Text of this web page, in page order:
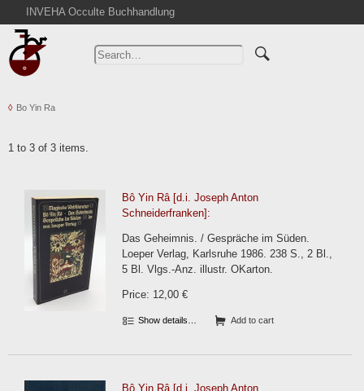
INVEHA Occulte Buchhandlung
Home
Advanced Search
Cart
Contact
Terms
Withdrawal
Privacy Policy
Imprint
Bo Yin Ra
1 to 3 of 3 items.
Bô Yin Râ [d.i. Joseph Anton
Schneiderfranken]:
Das Geheimnis. / Gespräche im Süden.
Loeper Verlag, Karlsruhe 1986. 238 S., 2 Bl.,
5 Bl. Vlgs.-Anz. illustr. OKarton.
Price: 12,00 €
Show details… Add to cart
Bô Yin Râ [d.i. Joseph Anton